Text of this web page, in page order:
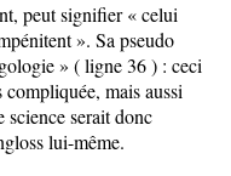
peut signifier « celui
». Sa pseudo
» ( ligne 36 ) : ceci
mais aussi
serait donc
lui-même.